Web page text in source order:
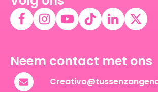
Neem contact met ons